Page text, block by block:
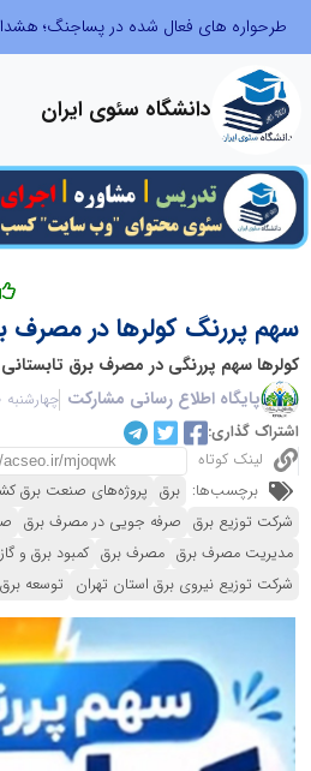
دانشگاه سئوی ایران
سهم پررنگ کولرها در مصرف
کولرها سهم پررنگی در مصرف برق تابستانی
پایگاه اطلاع رسانی مشارکت چهارشنبه 20 خرداد 1405 - 08:22
اشتراک گذاری:
لینک کوتاه
برچسب‌ها: برق پروژه‌های صنعت برق
شرکت توزیع برق صرفه جویی در مصرف برق
مدیریت مصرف برق مصرف برق کمبود برق و گاز
شرکت توزیع نیروی برق استان تهران
توسعه برق